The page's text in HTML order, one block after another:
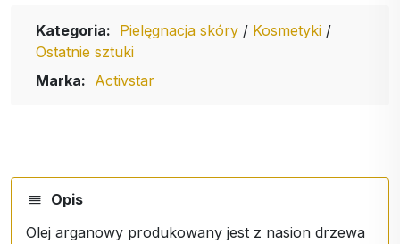
Kategoria: Pielęgnacja skóry / Kosmetyki /
Ostatnie sztuki
Marka: Activstar
Opis
Olej arganowy produkowany jest z nasion drzewa